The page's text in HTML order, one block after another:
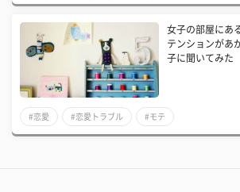
女子の部屋にあ
テンションがあ
子に聞いてみた
#恋愛 #恋愛トラブル #モテ